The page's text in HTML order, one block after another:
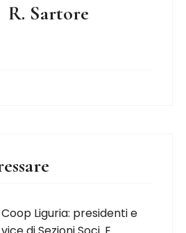
R. Sartore
Coop Liguria: presidenti e